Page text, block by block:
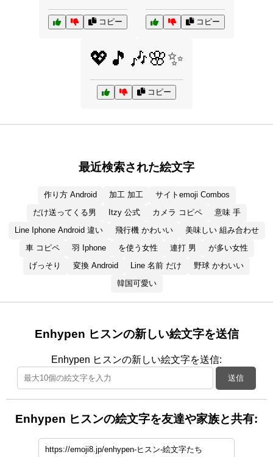
コピー コピー
💖🎵🎶🌸✨
コピー
最近検索された絵文字
作り方 Android 加工 加工
サイトemoji Combos
だけ送ってくる男
Itzy 公式 カメラ コピペ
意味 手
Line Iphone Android 違い
飛行機 かわいい
美味しい 組み合わせ
車 コピペ
羽 Iphone を使う女性 連打 男
が多い女性
げっそり
変換 Android Line 名前 だけ
野球 かわいい
韓国可愛い
Enhypen ヒスンの新しい絵文字を送信
Enhypen ヒスンの新しい絵文字を送信:
送信
Enhypen ヒスンの絵文字を友達や家族と共有: